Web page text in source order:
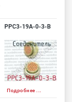
РРС3-19А-0-3-В
Подробнее ...